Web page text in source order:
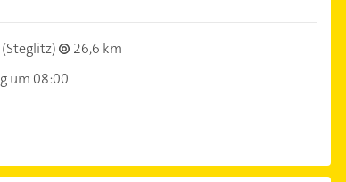
(Steglitz)
26,6 km
um 08:00